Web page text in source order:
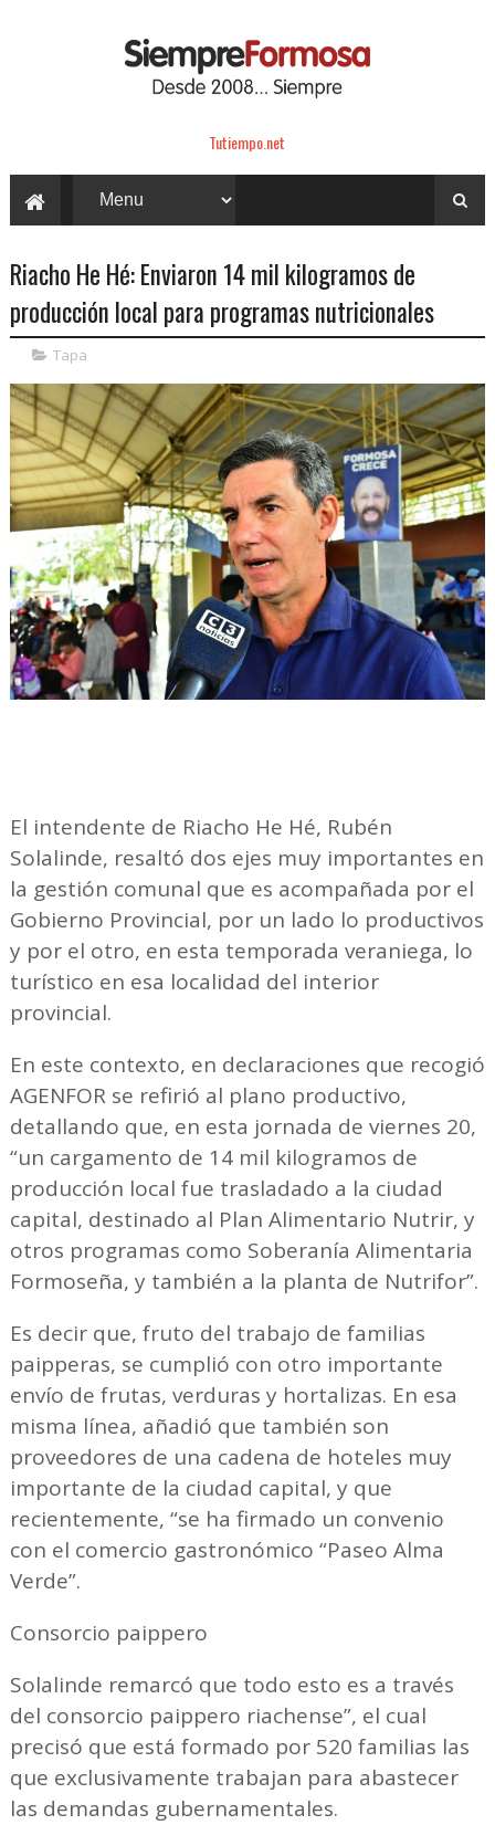
Tutiempo.net
Riacho He Hé: Enviaron 14 mil kilogramos de
producción local para programas nutricionales
Tapa
El intendente de Riacho He Hé, Rubén
Solalinde, resaltó dos ejes muy importantes en
la gestión comunal que es acompañada por el
Gobierno Provincial, por un lado lo productivos
y por el otro, en esta temporada veraniega, lo
turístico en esa localidad del interior
provincial.
En este contexto, en declaraciones que recogió
AGENFOR se refirió al plano productivo,
detallando que, en esta jornada de viernes 20,
“un cargamento de 14 mil kilogramos de
producción local fue trasladado a la ciudad
capital, destinado al Plan Alimentario Nutrir, y
otros programas como Soberanía Alimentaria
Formoseña, y también a la planta de Nutrifor”.
Es decir que, fruto del trabajo de familias
paipperas, se cumplió con otro importante
envío de frutas, verduras y hortalizas. En esa
misma línea, añadió que también son
proveedores de una cadena de hoteles muy
importante de la ciudad capital, y que
recientemente, “se ha firmado un convenio
con el comercio gastronómico “Paseo Alma
Verde”.
Consorcio paippero
Solalinde remarcó que todo esto es a través
del consorcio paippero riachense”, el cual
precisó que está formado por 520 familias las
que exclusivamente trabajan para abastecer
las demandas gubernamentales.